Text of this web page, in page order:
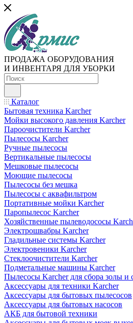
ПРОДАЖА ОБОРУДОВАНИЯ
И ИНВЕНТАРЯ ДЛЯ УБОРКИ
Каталог
Бытовая техника Karcher
Мойки высокого давления Karcher
Пароочистители Karcher
Пылесосы Karcher
Ручные пылесосы
Вертикальные пылесосы
Мешковые пылесосы
Моющие пылесосы
Пылесосы без мешка
Пылесосы с аквафильтром
Портативные мойки Karcher
Паропылесос Karcher
Хозяйственные пылеводососы
Электрошвабры Karcher
Гладильные системы Karcher
Электровеники Karcher
Стеклоочистители Karcher
Подметальные машины Karcher
Пылесосы Karcher для сбора золы и
Аксессуары для техники Karcher
Аксессуары для бытовых пылесосов
Аксессуары для бытовых насосов
АКБ для бытовой техники